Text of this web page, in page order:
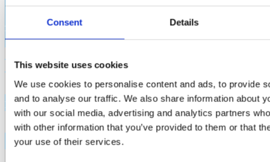
Consent Details
This website uses cookies
We use cookies to personalise content and ads, to provide
and to analyse our traffic. We also share information about
with our social media, advertising and analytics partners
with other information that you’ve provided to them or that
your use of their services.
RESTIAMO IN CONTATTO
Regione
Sigla provincia